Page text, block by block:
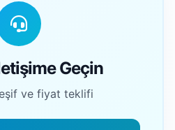
Geçin
ve fiyat teklifi